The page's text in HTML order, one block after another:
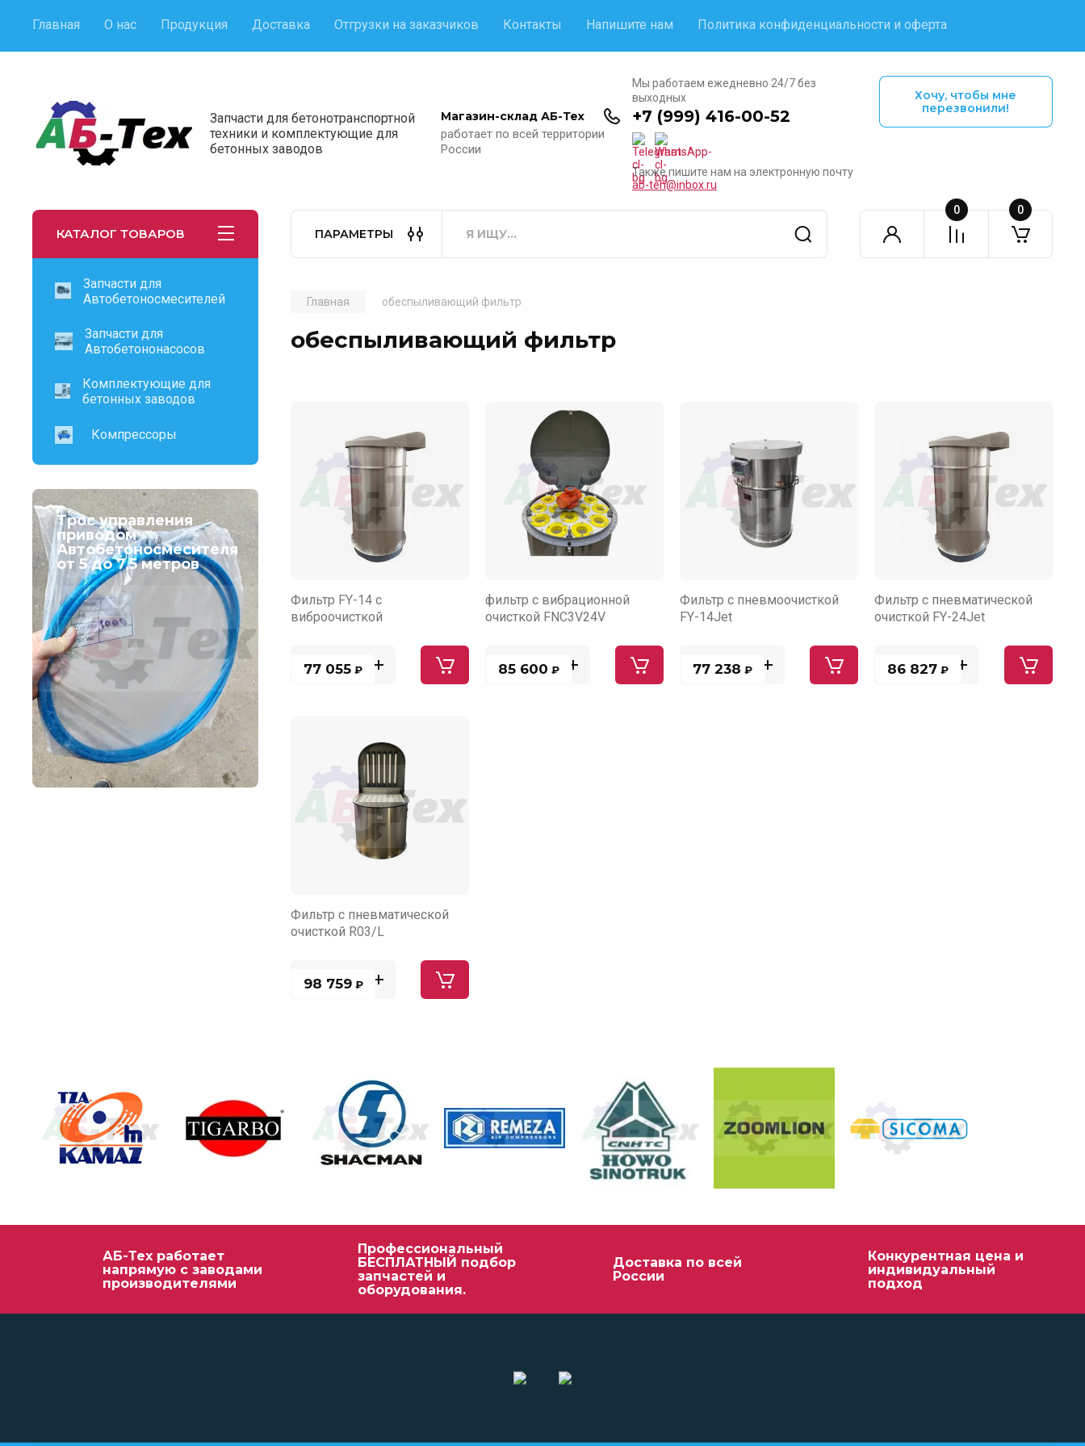
Главная О нас Продукция Доставка Отгрузки на заказчиков Контакты Напишите нам Политика конфиденциальности и оферта
Запчасти для бетонотранспортной
техники и комплектующие для
бетонных заводов
Магазин-склад АБ-Тех
работает по всей территории
России
Мы работаем ежедневно 24/7 без
выходных
+7 (999) 416-00-52
Также пишите нам на электронную почту
ab-teh@inbox.ru
Хочу, чтобы мне
перезвонили!
КАТАЛОГ ТОВАРОВ ПАРАМЕТРЫ
0 0
Запчасти для
Автобетоносмесителей
Запчасти для
Автобетононасосов
Комплектующие для
бетонных заводов
Компрессоры
Трос управления
приводом
Автобетоносмесителя
от 5 до 7,5 метров
Главная обеспыливающий фильтр
обеспыливающий фильтр
Фильтр FY-14 с
виброочисткой
77 055 ₽
фильтр с вибрационной
очисткой FNC3V24V
85 600 ₽
Фильтр с пневмоочисткой
FY-14Jet
77 238 ₽
Фильтр с пневматической
очисткой FY-24Jet
86 827 ₽
Фильтр с пневматической
очисткой R03/L
98 759 ₽
АБ-Тех работает
напрямую с заводами
производителями
Профессиональный
БЕСПЛАТНЫЙ подбор
запчастей и
оборудования.
Доставка по всей
России
Конкурентная цена и
индивидуальный
подход